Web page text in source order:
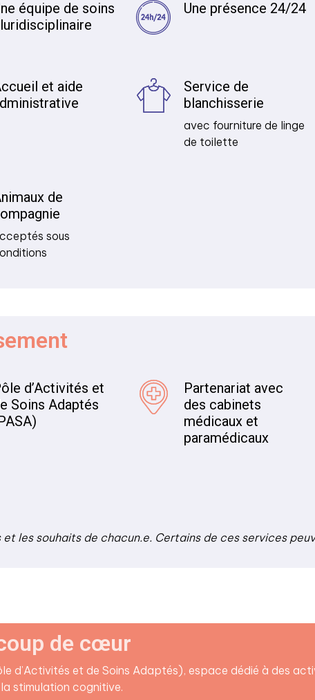
équipe de soins
Une présence 24/24
et aide
Service de
blanchisserie
avec fourniture de linge
de toilette
de
sous
d’Activités et
Soins Adaptés
Partenariat avec
des cabinets
médicaux et
paramédicaux
les souhaits de chacun.e. Certains de ces services
de cœur
d’Activités et de Soins Adaptés), espace dédié à des
stimulation cognitive.